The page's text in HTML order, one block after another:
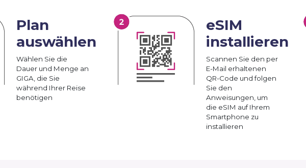
Plan
auswählen
Wählen Sie die
Dauer und Menge an
GIGA, die Sie
während Ihrer Reise
benötigen
eSIM
installieren
Scannen Sie den per
E-Mail erhaltenen
QR-Code und folgen
Sie den
Anweisungen, um
die eSIM auf Ihrem
Smartphone zu
installieren